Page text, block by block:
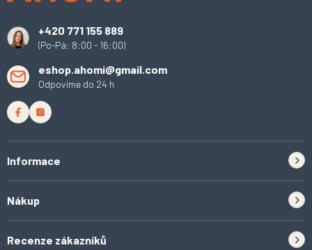
+420 771 155 889
(Po-Pá: 8:00 - 16:00)
eshop.ahomi@gmail.com
Odpovíme do 24 h
Informace
Tipy do kuchyně
Nákup
Recenze zákazníků